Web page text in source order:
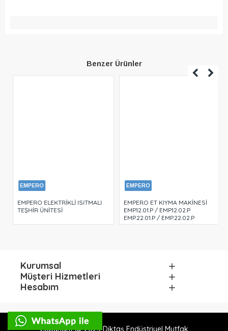
Benzer Ürünler
EMPERO
EMPERO ELEKTRİKLİ ISITMALI
TEŞHİR ÜNİTESİ
EMPERO
EMPERO ET KIYMA MAKİNESİ
EMP.12.01.P / EMP.12.02.P
EMP.22.01.P / EMP.22.02.P
Kurumsal
Müşteri Hizmetleri
Hesabım
Copyright @ 2025 Diktaş Endüstriyel Mutfak